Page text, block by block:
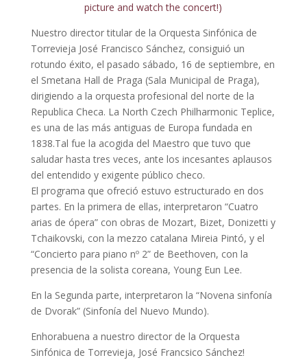
picture and watch the concert!)
Nuestro director titular de la Orquesta Sinfónica de
Torrevieja José Francisco Sánchez, consiguió un
rotundo éxito, el pasado sábado, 16 de septiembre, en
el Smetana Hall de Praga (Sala Municipal de Praga),
dirigiendo a la orquesta profesional del norte de la
Republica Checa. La North Czech Philharmonic Teplice,
es una de las más antiguas de Europa fundada en
1838.Tal fue la acogida del Maestro que tuvo que
saludar hasta tres veces, ante los incesantes aplausos
del entendido y exigente público checo.
El programa que ofreció estuvo estructurado en dos
partes. En la primera de ellas, interpretaron “Cuatro
arias de ópera” con obras de Mozart, Bizet, Donizetti y
Tchaikovski, con la mezzo catalana Mireia Pintó, y el
“Concierto para piano nº 2” de Beethoven, con la
presencia de la solista coreana, Young Eun Lee.
En la Segunda parte, interpretaron la “Novena sinfonía
de Dvorak” (Sinfonía del Nuevo Mundo).
Enhorabuena a nuestro director de la Orquesta
Sinfónica de Torrevieja, José Francsico Sánchez!